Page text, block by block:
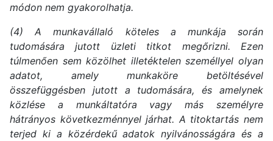
módon nem gyakorolhatja.
(4) A munkavállaló köteles a munkája során
tudomására jutott üzleti titkot megőrizni. Ezen
túlmenően sem közölhet illetéktelen személlyel olyan
adatot, amely munkaköre betöltésével
összefüggésben jutott a tudomására, és amelynek
közlése a munkáltatóra vagy más személyre
hátrányos következménnyel járhat. A titoktartás nem
terjed ki a közérdekű adatok nyilvánosságára és a